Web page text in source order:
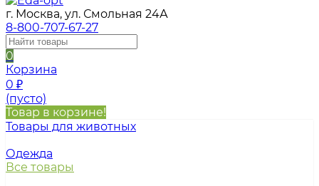
г. Москва, ул. Смольная 24А
8-800-707-67-27
0
Корзина
0 ₽
(пусто)
Товар в корзине!
Товары для животных
Одежда
Все товары